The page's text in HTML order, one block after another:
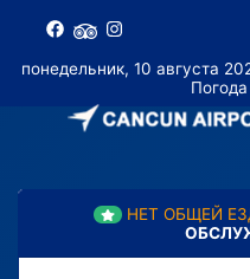
понедельник, 10 августа
НЕТ ОБЩЕЙ